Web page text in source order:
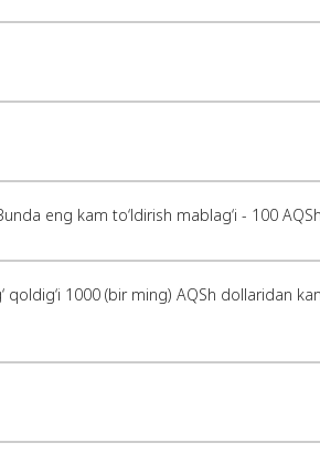
eng kam to‘ldirish mablag‘i - 100
1000 (bir ming) AQSh dollaridan